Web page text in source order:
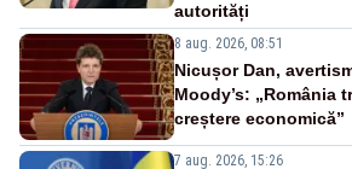
autorități
8 aug. 2026, 08:51
Nicușor Dan,
Moody’s: „România
creștere economică”
7 aug. 2026, 15:26